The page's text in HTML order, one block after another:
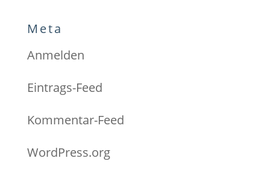
Meta
Anmelden
Eintrags-Feed
Kommentar-Feed
WordPress.org